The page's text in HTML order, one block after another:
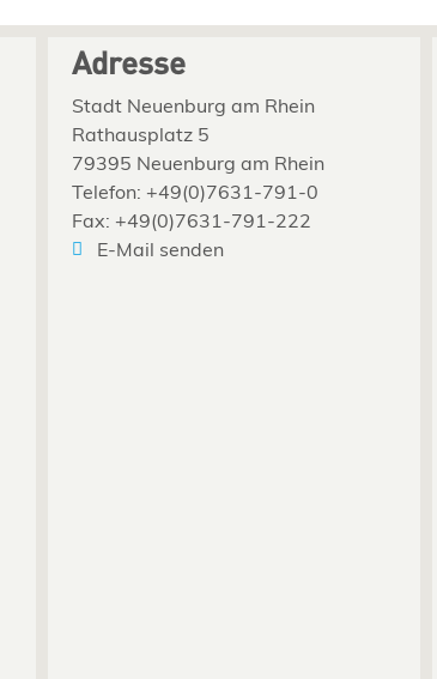
Adresse
Stadt Neuenburg am Rhein
Rathausplatz 5
79395 Neuenburg am Rhein
Telefon: +49(0)7631-791-0
Fax: +49(0)7631-791-222
E-Mail senden